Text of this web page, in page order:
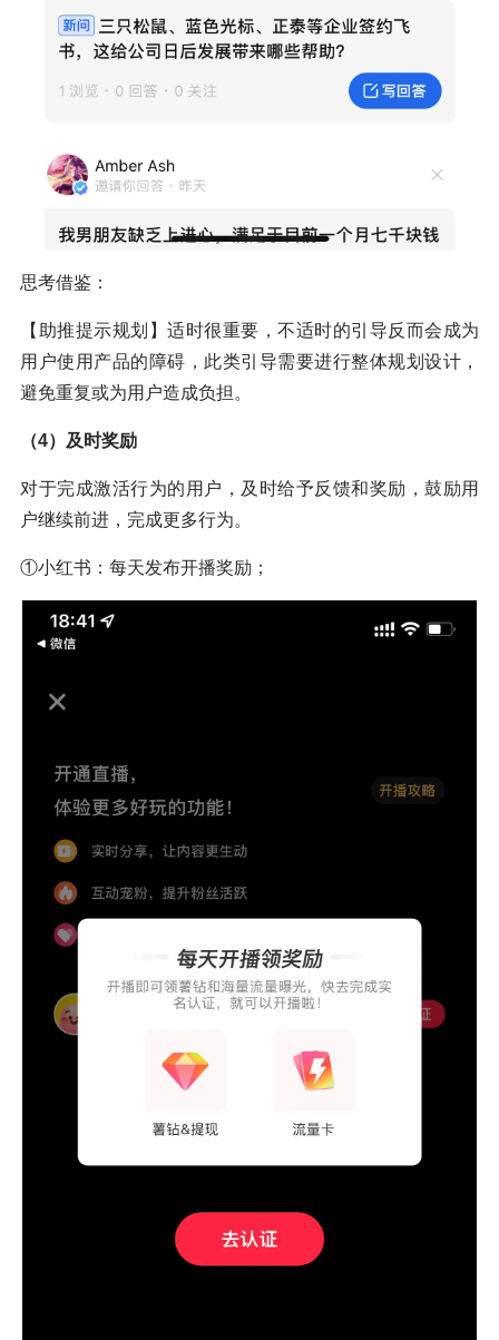
思考借鉴：
【助推提示规划】适时很重要，不适时的引导反而会成为
用户使用产品的障碍，此类引导需要进行整体规划设计，
避免重复或为用户造成负担。
（4）及时奖励
对于完成激活行为的用户，及时给予反馈和奖励，鼓励用
户继续前进，完成更多行为。
①小红书：每天发布开播奖励；